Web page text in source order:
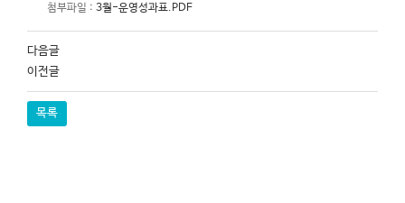
첨부파일 : 3월-운영성과표.PDF
다음글
이전글
목록